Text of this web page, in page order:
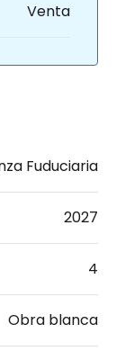
Venta
Fuduciaria
2027
4
Obra blanca